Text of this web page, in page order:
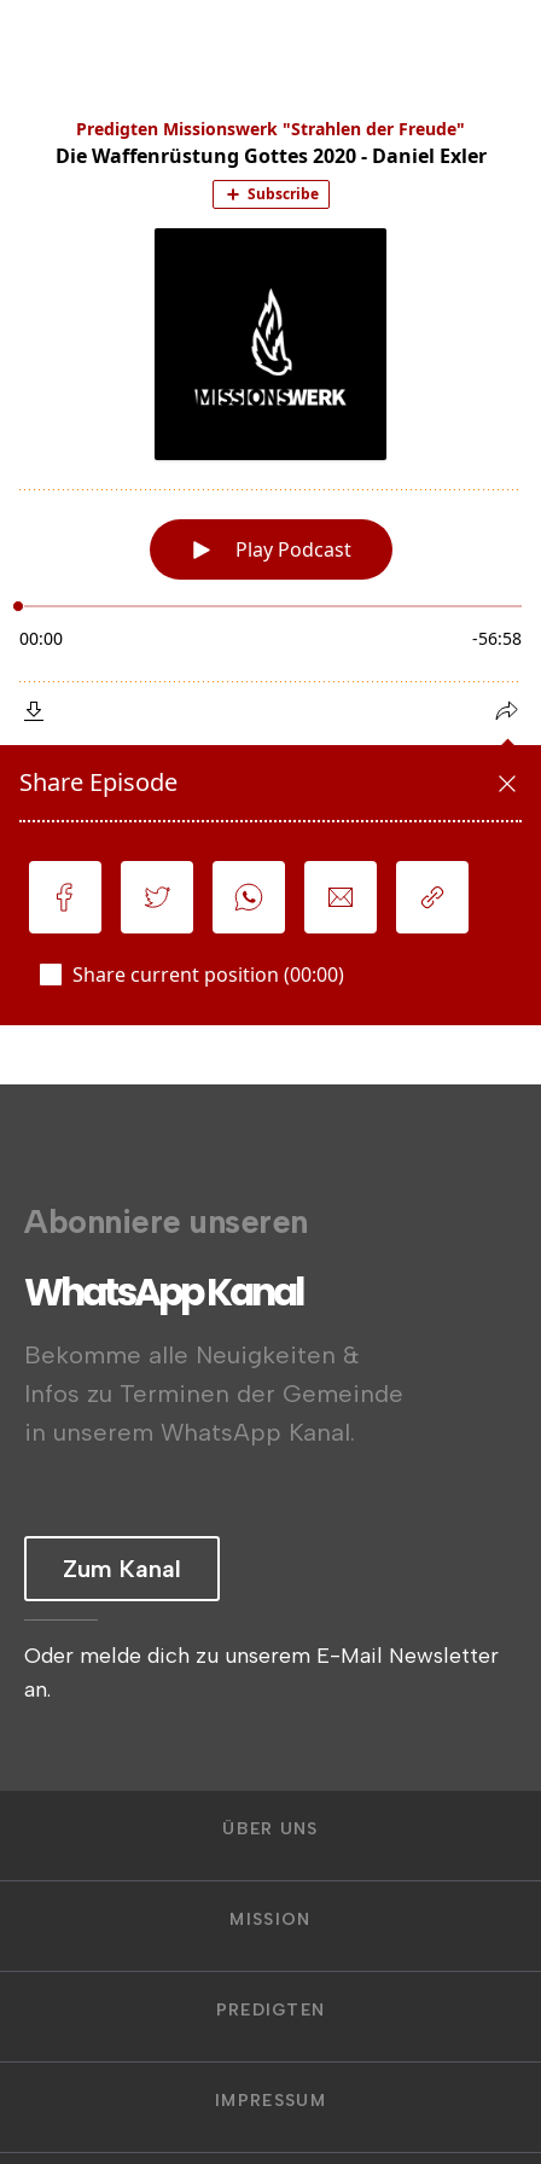
Abonniere unseren
WhatsApp Kanal
Bekomme alle Neuigkeiten &
Infos zu Terminen der Gemeinde
in unserem WhatsApp Kanal.
Zum Kanal
Oder melde dich zu unserem E-Mail Newsletter
an.
ÜBER UNS
MISSION
PREDIGTEN
IMPRESSUM